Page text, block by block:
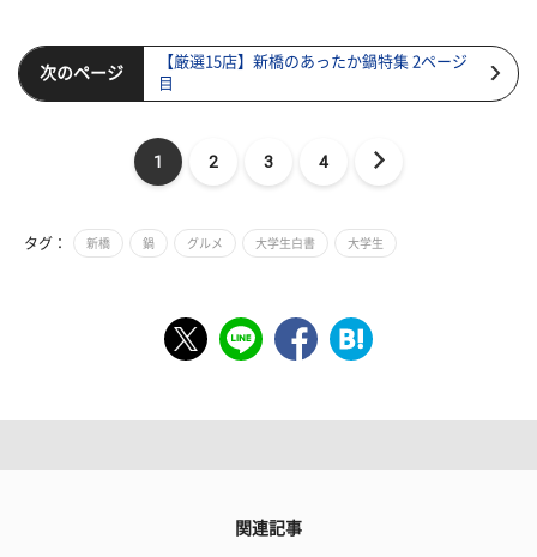
次のページ
【厳選15店】新橋のあったか鍋特集 2ページ
目
1 2 3 4
タグ： 新橋 鍋 グルメ 大学生白書 大学生
関連記事